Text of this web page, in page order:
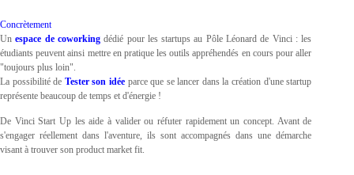
Concrètement
Unespace de coworkingdédié pour les startups au Pôle Léonard de Vinci : les
étudiants peuvent ainsi mettre en pratique les outils appréhendés en cours pour aller
"toujours plus loin".
La possibilité de Tester son idée parce que se lancer dans la création d'une startup
représente beaucoup de temps et d'énergie !
De Vinci Start Up les aide à valider ou réfuter rapidement un concept. Avant de
s'engager réellement dans l'aventure, ils sont accompagnés dans une démarche
visant à trouver son product market fit.